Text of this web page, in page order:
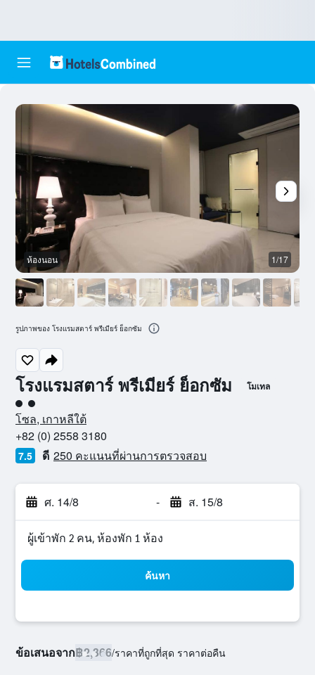
โรงแรมสตาร์ พรีเมียร์ ย็อกซัม โมเทล
ให้ 2 ดาว
โซล, เกาหลีใต้
+82 (0) 2558 3180
7.5 ดี 250 คะแนนที่ผ่านการตรวจสอบ
ศ. 14/8 - ส. 15/8
ผู้เข้าพัก 2 คน, ห้องพัก 1 ห้อง
ค้นหา
ข้อเสนอจาก฿2,366/ราคาที่ถูกที่สุด ราคาต่อคืน
ห้องนอน 1/17
รูปภาพของ โรงแรมสตาร์ พรีเมียร์ ย็อกซัม